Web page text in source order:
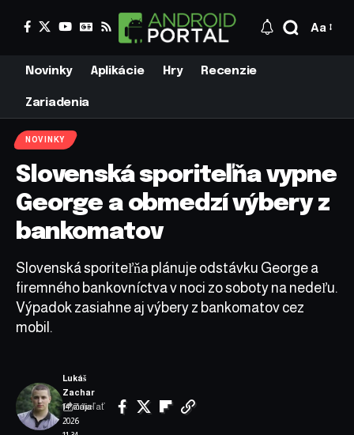
Aa
Novinky Aplikácie Hry Recenzie
Zariadenia
NOVINKY
Slovenská sporiteľňa vypne
George a obmedzí výbery z
bankomatov
Slovenská sporiteľňa plánuje odstávku George a
firemného bankovníctva v noci zo soboty na nedeľu.
Výpadok zasiahne aj výbery z bankomatov cez
mobil.
14. mája
2026
Lukáš
Zachar
Zdieľať